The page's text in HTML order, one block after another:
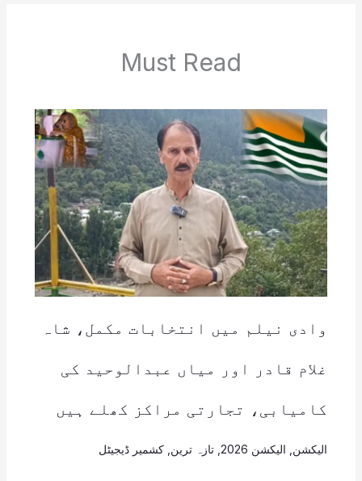
Must Read
وادی نیلم میں انتخابات مکمل، شاہ
غلام قادر اور میاں عبدالوحید کی
کامیابی، تجارتی مراکز کھلے ہیں
الیکشن الیکشن 2026 , تازہ ترین کشمیر ڈیجیٹل